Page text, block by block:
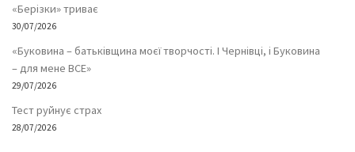
«Берізки» триває
30/07/2026
«Буковина – батьківщина моєї творчості. І Чернівці, і Буковина
– для мене ВСЕ»
29/07/2026
Тест руйнує страх
28/07/2026